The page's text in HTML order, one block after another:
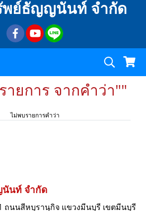
พย์ธัญญนันท์ จำกัด
ายการ จากคำว่า""
ไม่พบรายการคำว่า
นท์ จำกัด
ถนนสีหบุรานุกิจ แขวงมีนบุรี เขตมีนบุรี